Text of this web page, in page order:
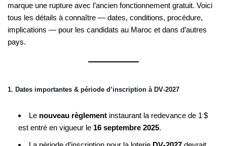
marque une rupture avec l’ancien fonctionnement gratuit. Voici
tous les détails à connaître — dates, conditions, procédure,
implications — pour les candidats au Maroc et dans d’autres
pays.
1. Dates importantes & période d’inscription à DV‑2027
Le nouveau règlement instaurant la redevance de 1 $
est entré en vigueur le 16 septembre 2025.